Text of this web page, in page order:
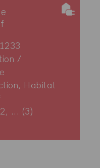
/
Habitat
... (3)